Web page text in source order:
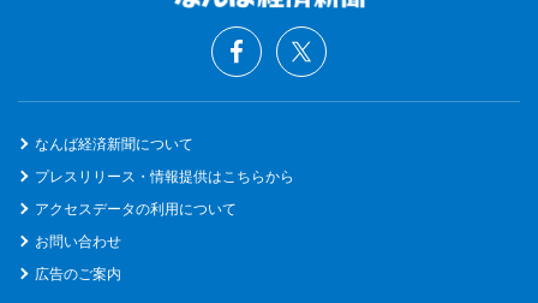
なんば経済新聞について
プレスリリース・情報提供はこちらから
アクセスデータの利用について
お問い合わせ
広告のご案内